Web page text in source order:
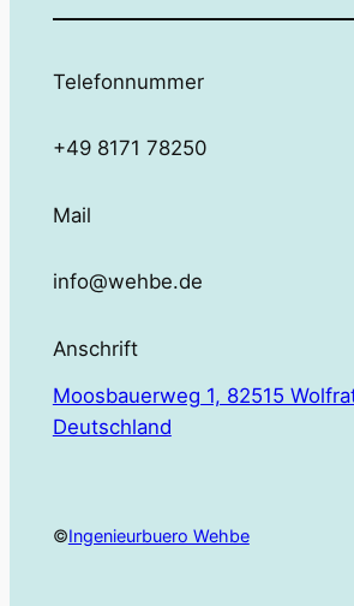
Telefonnummer
+49 8171 78250
Mail
info@wehbe.de
Anschrift
Moosbauerweg 1, 82515
Deutschland
©Ingenieurbuero Wehbe